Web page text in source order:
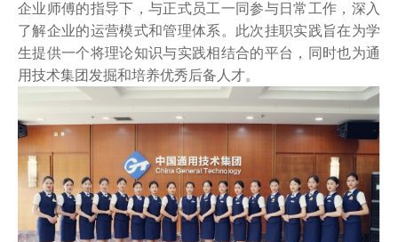
企业师傅的指导下，与正式员工一同参与日常工作，深入
了解企业的运营模式和管理体系。此次挂职实践旨在为学
生提供一个将理论知识与实践相结合的平台，同时也为通
用技术集团发掘和培养优秀后备人才。